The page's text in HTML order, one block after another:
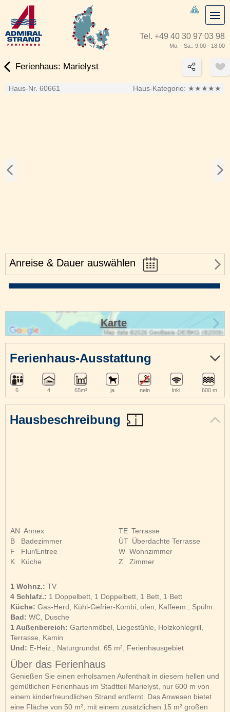
Tel. +49 40 30 97 03 98
Mo. - Sa.: 9.00 - 18.00
Ferienhaus: Marielyst
Haus-Nr. 60661 Haus-Kategorie: ★★★★★
Anreise & Dauer auswählen
Hausbeschreibung
AN Annex
B
Badezimmer
F
Flur/Entree
K
Küche
TE Terrasse
ÜT Überdachte Terrasse
W Wohnzimmer
Z
Zimmer
1 Wohnz.: TV
4 Schlafz.: 1 Doppelbett, 1 Doppelbett, 1 Bett, 1 Bett
Küche: Gas-Herd, Kühl-Gefrier-Kombi, ofen, Kaffeem., Spülm.
Bad: WC, Dusche
1 Außenbereich: Gartenmöbel, Liegestühle, Holzkohlegrill,
Terrasse, Kamin
Und: E-Heiz., Naturgrundst. 65 m², Ferienhausgebiet
Über das Ferienhaus
Genießen Sie einen erholsamen Aufenthalt in diesem hellen und
gemütlichen Ferienhaus im Stadtteil Marielyst, nur 600 m von
einem kinderfreundlichen Strand entfernt. Das Anwesen bietet
eine Fläche von 50 m², mit einem zusätzlichen 15 m² großen
Ferienhaus-Ausstattung
6 4 65m² ja nein Inkl. 600 m
Karte